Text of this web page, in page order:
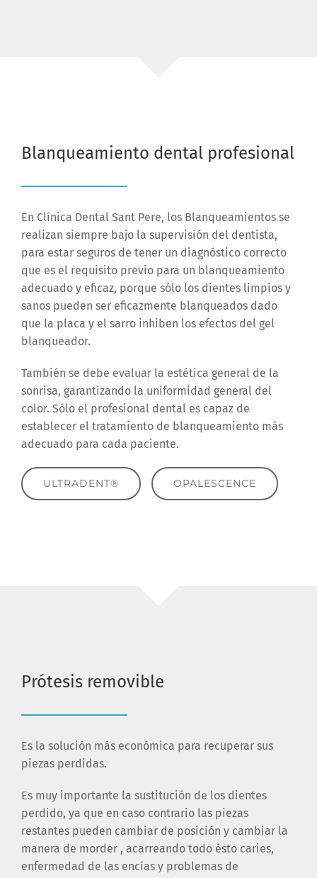
Blanqueamiento dental profesional
En Clínica Dental Sant Pere, los Blanqueamientos se
realizan siempre bajo la supervisión del dentista,
para estar seguros de tener un diagnóstico correcto
que es el requisito previo para un blanqueamiento
adecuado y eficaz, porque sólo los dientes limpios y
sanos pueden ser eficazmente blanqueados dado
que la placa y el sarro inhiben los efectos del gel
blanqueador.
También se debe evaluar la estética general de la
sonrisa, garantizando la uniformidad general del
color. Sólo el profesional dental es capaz de
establecer el tratamiento de blanqueamiento más
adecuado para cada paciente.
ULTRADENT® OPALESCENCE
Prótesis removible
Es la solución más económica para recuperar sus
piezas perdidas.
Es muy importante la sustitución de los dientes
perdido, ya que en caso contrario las piezas
restantes pueden cambiar de posición y cambiar la
manera de morder , acarreando todo ésto caries,
enfermedad de las encías y problemas de